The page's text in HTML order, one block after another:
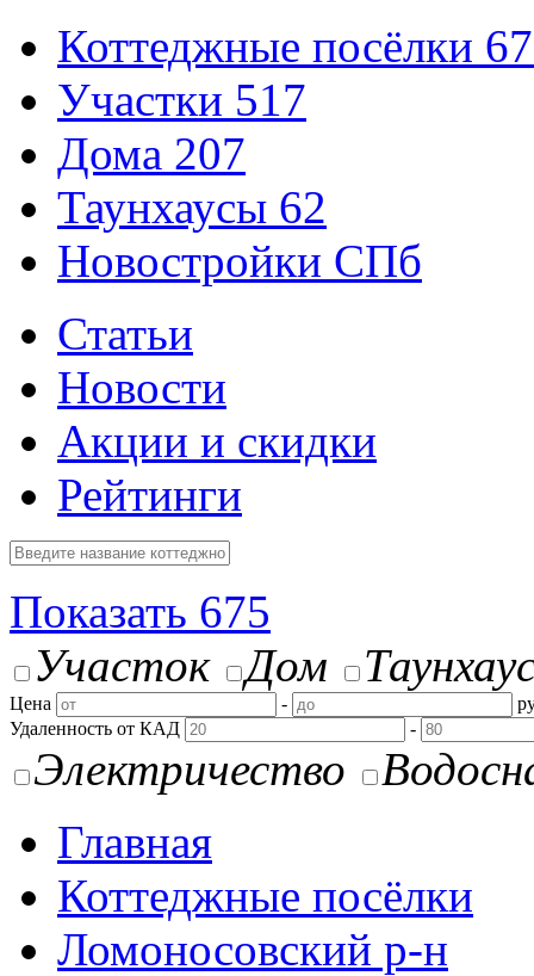
Коттеджные посёлки
Участки 517
Дома 207
Таунхаусы 62
Новостройки СПб
Статьи
Новости
Акции и скидки
Рейтинги
Показать 675
Участок
Дом
Цена -
Удаленность от КАД
-
Электричество
Главная
Коттеджные посёлки
Ломоносовский р-н